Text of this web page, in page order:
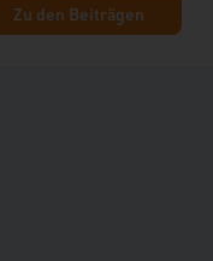
Zu den Beiträgen